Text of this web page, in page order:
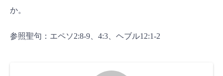
か。
参照聖句：エペソ2:8-9、4:3、ヘブル12:1-2